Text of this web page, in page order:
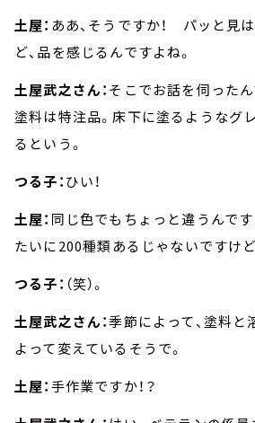
土屋： ああ、そうですか！ パッと見
ど、品を感じるんですよね。
土屋武之さん：そこでお話を伺った
塗料は特注品。床下に塗るようなグ
るという。
つる子：ひい！
土屋： 同じ色でもちょっと違うんで
たいに200種類あるじゃないですけど
つる子： （笑）。
土屋武之さん：季節によって、塗料
よって変えているそうで。
土屋：手作業ですか！？